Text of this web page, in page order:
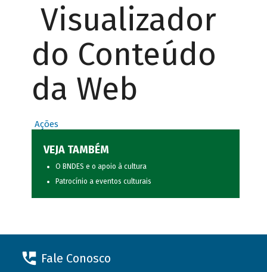
Visualizador
do Conteúdo
da Web
Ações
VEJA TAMBÉM
O BNDES e o apoio à cultura
Patrocínio a eventos culturais
Fale Conosco